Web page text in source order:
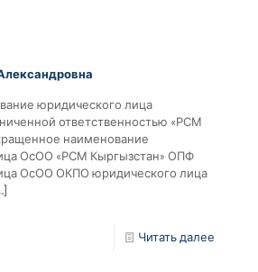
юридического лица
ответственностью «РСМ
наименование
ОсОО «РСМ Кыргызстан» ОПФ
ОсОО ОКПО юридического лица
Читать далее